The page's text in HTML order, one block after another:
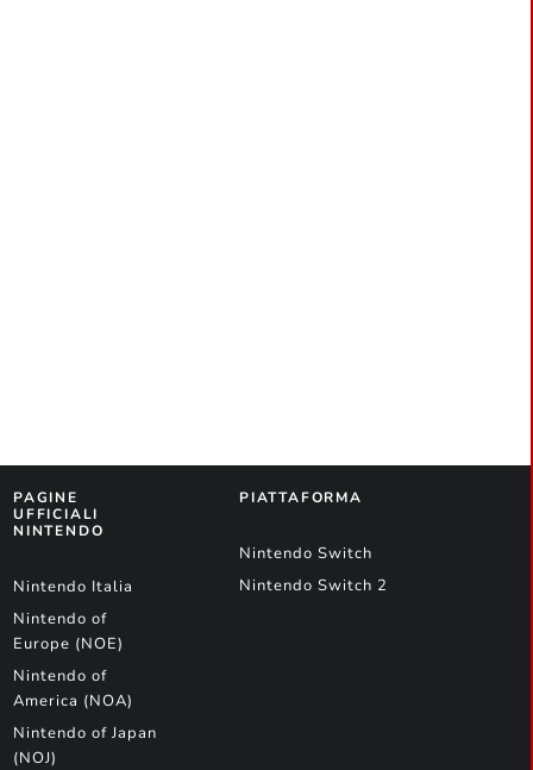
PAGINE
UFFICIALI
NINTENDO
Nintendo Italia
Nintendo of
Europe (NOE)
Nintendo of
America (NOA)
Nintendo of Japan
(NOJ)
PIATTAFORMA
Nintendo Switch
Nintendo Switch 2